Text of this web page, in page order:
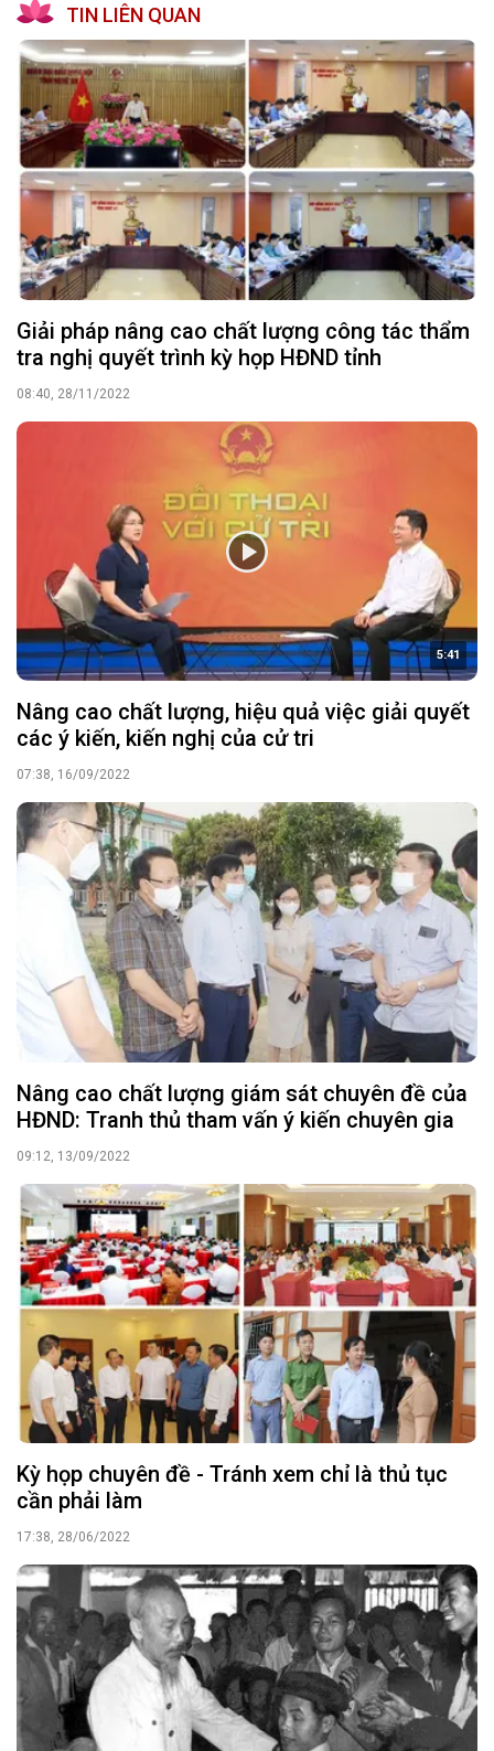
TIN LIÊN QUAN
Giải pháp nâng cao chất lượng công tác thẩm
tra nghị quyết trình kỳ họp HĐND tỉnh
08:40, 28/11/2022
5:41
Nâng cao chất lượng, hiệu quả việc giải quyết
các ý kiến, kiến nghị của cử tri
07:38, 16/09/2022
Nâng cao chất lượng giám sát chuyên đề của
HĐND: Tranh thủ tham vấn ý kiến chuyên gia
09:12, 13/09/2022
Kỳ họp chuyên đề - Tránh xem chỉ là thủ tục
cần phải làm
17:38, 28/06/2022